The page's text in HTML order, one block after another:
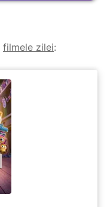
filmele zilei: